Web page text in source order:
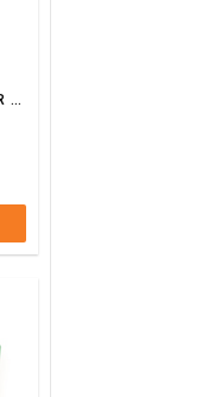
NUMMERSKYLT KLISTER GRÖN